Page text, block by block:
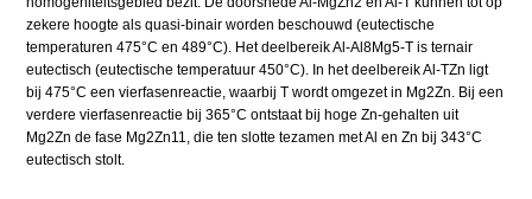
zekere hoogte als quasi-binair worden beschouwd (eutectische
temperaturen 475°C en 489°C). Het deelbereik Al-Al8Mg5-T is ternair
eutectisch (eutectische temperatuur 450°C). In het deelbereik Al-TZn ligt
bij 475°C een vierfasenreactie, waarbij T wordt omgezet in Mg2Zn. Bij een
verdere vierfasenreactie bij 365°C ontstaat bij hoge Zn-gehalten uit
Mg2Zn de fase Mg2Zn11, die ten slotte tezamen met Al en Zn bij 343°C
eutectisch stolt.